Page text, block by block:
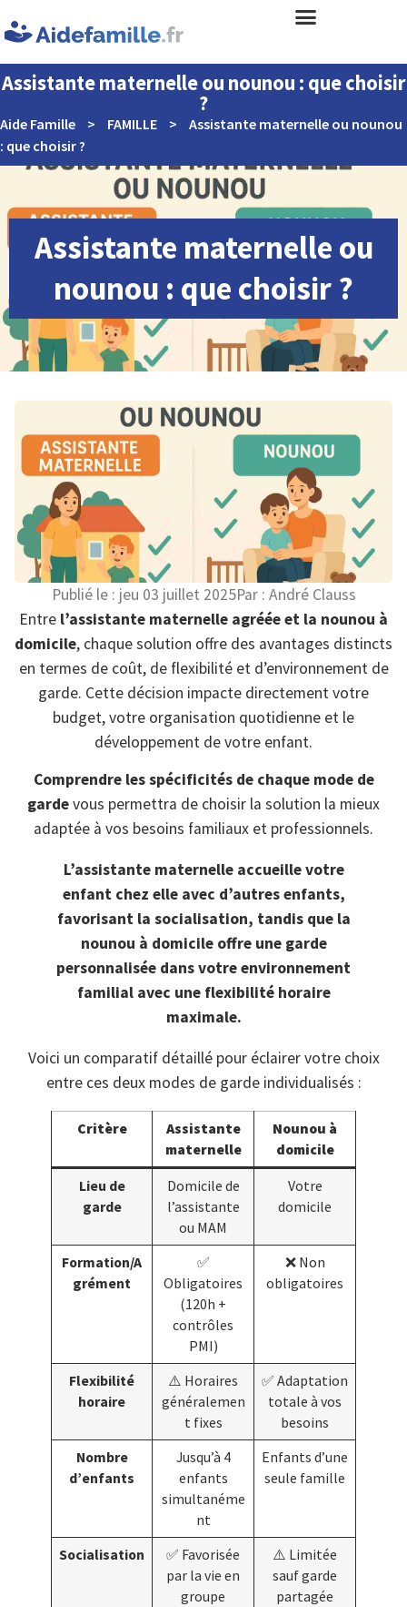
Assistante maternelle ou nounou : que choisir
?
Aide Famille > FAMILLE >
Assistante maternelle ou nounou
: que choisir ?
Assistante maternelle ou
nounou : que choisir ?
Publié le : jeu 03 juillet 2025Par : André Clauss
Entre l’assistante maternelle agréée et la nounou à
domicile, chaque solution offre des avantages distincts
en termes de coût, de flexibilité et d’environnement de
garde. Cette décision impacte directement votre
budget, votre organisation quotidienne et le
développement de votre enfant.
Comprendre les spécificités de chaque mode de
gardevous permettra de choisir la solution la mieux
adaptée à vos besoins familiaux et professionnels.
L’assistante maternelle accueille votre
enfant chez elle avec d’autres enfants,
favorisant la socialisation, tandis que la
nounou à domicile offre une garde
personnalisée dans votre environnement
familial avec une flexibilité horaire
maximale.
Voici un comparatif détaillé pour éclairer votre choix
entre ces deux modes de garde individualisés :
Critère
Assistante
maternelle
Nounou à
domicile
Lieu de
garde
Domicile de
l’assistante
ou MAM
Votre
domicile
Formation/A
grément
✅
Obligatoires
(120h +
contrôles
PMI)
❌ Non
obligatoires
Flexibilité
horaire
⚠️ Horaires
généralemen
t fixes
✅ Adaptation
totale à vos
besoins
Nombre
d’enfants
Jusqu’à 4
enfants
simultanéme
nt
Enfants d’une
seule famille
Socialisation
✅ Favorisée
par la vie en
groupe
⚠️ Limitée
sauf garde
partagée